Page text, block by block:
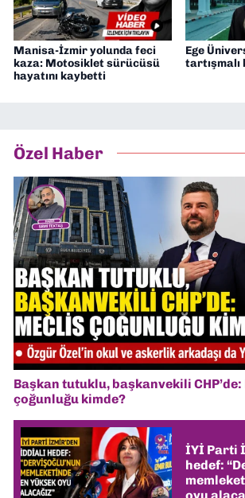
Manisa-İzmir yolunda feci
kaza: Motosiklet sürücüsü
hayatını kaybetti
Ege
Özel Haber
Başkan tutuklu, başkanvekili
çoğunluğu kimde?
İYİ Parti
hedef: